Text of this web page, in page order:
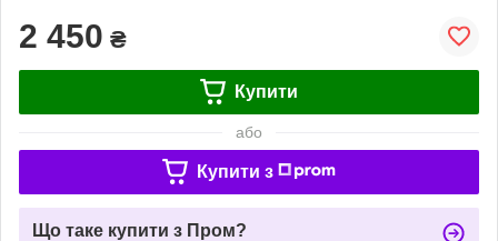
2 450 ₴
Купити
або
Купити з
Що таке купити з Пром?